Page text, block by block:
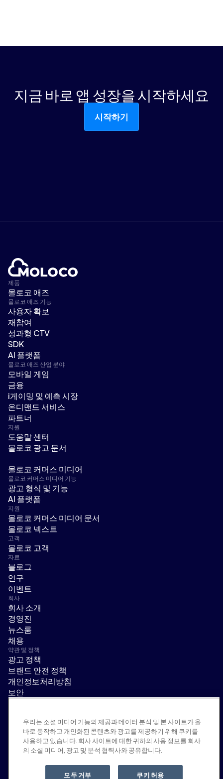
고, 목표와 예산을 설정하여 캠페인을 세
합 AI 시스템이 비즈니스에 중요한 성과
를 달성하도록 자동으로 최적화합니다.
지금 바로 앱 성장을 시작하세요
시작하기
제품
몰로코 애즈
몰로코 애즈 기능
사용자 확보
재참여
성과형 CTV
SDK
AI 플랫폼
몰로코 애즈 산업 분야
모바일 게임
금융
i게이밍 및 예측 시장
온디맨드 서비스
파트너
지원
도움말 센터
몰로코 광고 문서
몰로코 커머스 미디어
몰로코 커머스 미디어 기능
광고 형식 및 기능
AI 플랫폼
지원
몰로코 커머스 미디어 문서
몰로코 넥스트
고객
몰로코 고객
자료
블로그
연구
이벤트
회사
회사 소개
경영진
뉴스룸
채용
약관 및 정책
광고 정책
브랜드 안전 정책
개인정보처리방침
보안
윤리 및 준법 경영
EEO statement & notices
모두 거부
Linkedin
우리는 소셜 미디어 기능의 제공과 데이터 분석 및 본 사이트가 올
바로 동작하고 개인화된 콘텐츠와 광고를 제공하기 위해 쿠키를
사용하고 있습니다. 회사 사이트에 대한 귀하의 사용 정보를 회사
의 소셜 미디어, 광고 및 분석 협력사와 공유합니다.
모두 거부 쿠키 허용